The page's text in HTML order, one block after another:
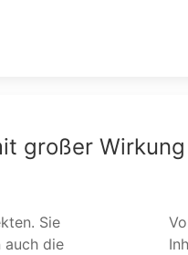
großer Wirkung
Sie
auch die
durch